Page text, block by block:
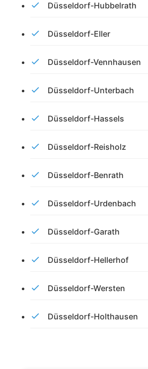
Düsseldorf-Hubbelrath
Düsseldorf-Eller
Düsseldorf-Vennhausen
Düsseldorf-Unterbach
Düsseldorf-Hassels
Düsseldorf-Reisholz
Düsseldorf-Benrath
Düsseldorf-Urdenbach
Düsseldorf-Garath
Düsseldorf-Hellerhof
Düsseldorf-Wersten
Düsseldorf-Holthausen